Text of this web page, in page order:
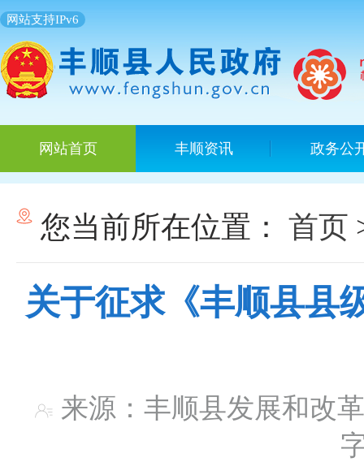
网站支持IPv6
网站首页 丰顺资讯 政务公
您当前所在位置： 首页
关于征求《丰顺县县
来源：丰顺县发展